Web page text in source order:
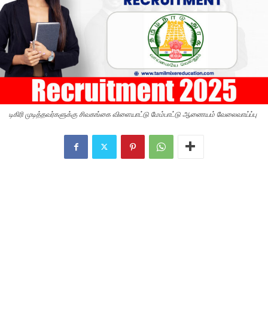
டிகிரி முடித்தவர்களுக்கு சிவகங்கை விளையாட்டு மேம்பாட்டு ஆணையம் வேலைவாய்ப்பு